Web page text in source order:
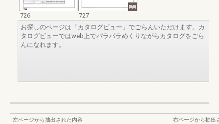
726
727
お探しのページは「カタログビュー」でごらんいただけます。カ
タログビューではweb上でパラパラめくりながらカタログをごら
んになれます。
左ページから抽出された内容
右ページから抽出